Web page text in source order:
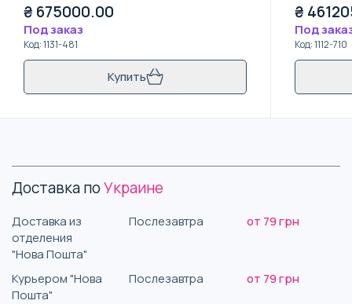
₴ 675000.00
Под заказ
Код:1131-481
Купить
₴
Под
Код:1112-710
Доставка поУкраине
Доставка из
отделения
"Нова Пошта"
Послезавтра от 79 грн
Курьером "Нова
Пошта"
Послезавтра от 79 грн